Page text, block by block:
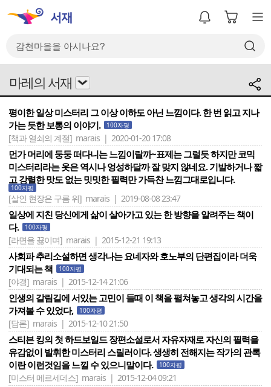
마레의 서재
평이한 일상 미스터리 그 이상 이하도 아닌 느낌이다. 한 번 읽고 지나
가는 듯한 보통의 이야기.
100자평
[책과 열쇠의 계절] marais | 2020-01-20 17:08
먼가 머리에 둥둥 떠다니는 느낌이랄까~표제는 그럴듯 하지만 코믹
미스터리라는 옷은 역시나 엉성하달까 잘 맞지 않네요. 기발하거나 짧
고 강렬한 맛도 없는 밋밋한 필력만 가득찬 느낌그대로입니다.
100자평
[살인 현장은 구름 위] marais | 2019-08-08 23:47
일상에 지친 당신에게 삶이 살아가고 있는 한 방향을 알려주는 책이
다.
100자평
[라면을 끓이며] marais | 2015-12-21 19:13
사회파 추리소설하면 생각나는 요네자와 호노부의 단편집이라 더욱
기대되는 책
100자평
[야경] marais | 2015-12-14 21:06
인생의 갈림길에 서있는 고민이 들때 이 책을 펼쳐놓고 생각의 시간을
가져볼 수 있었다,
100자평
[담론] marais | 2015-12-10 21:50
스티븐 킹의 첫 하드보일드 장편소설로서 자유자재로 자신의 필력을
유감없이 발휘한 미스터리 스릴러이다. 생생히 전해지는 작가의 관록
이란 이런것임을 느낄 수 있으니말이다.
100자평
[미스터 메르세데스] marais | 2015-12-04 09:21